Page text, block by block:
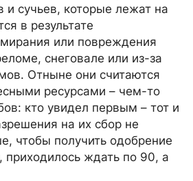
и сучьев, которые лежат на
в результате
или повреждения
снеговале или из-за
Отныне они считаются
ресурсами – чем-то
кто увидел первым – тот и
на их сбор не
чтобы получить одобрение
приходилось ждать по 90, а